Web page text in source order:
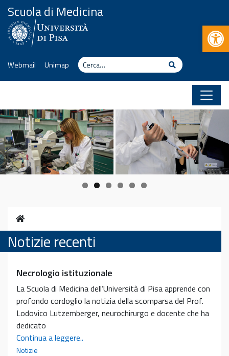
Vai al contenuto
Scuola di Medicina
Webmail Unimap Cerca Cerca
Home
Notizie recenti
Necrologio istituzionale
La Scuola di Medicina dell’Università di Pisa apprende con
profondo cordoglio la notizia della scomparsa del Prof.
Lodovico Lutzemberger, neurochirurgo e docente che ha
dedicato
Continua a leggere..
Notizie